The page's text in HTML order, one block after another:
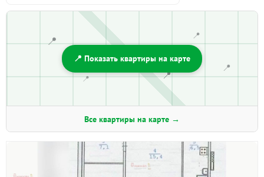
📍 📍
📍
📍
📍
📍 Показать квартиры на карте
Все квартиры на карте →